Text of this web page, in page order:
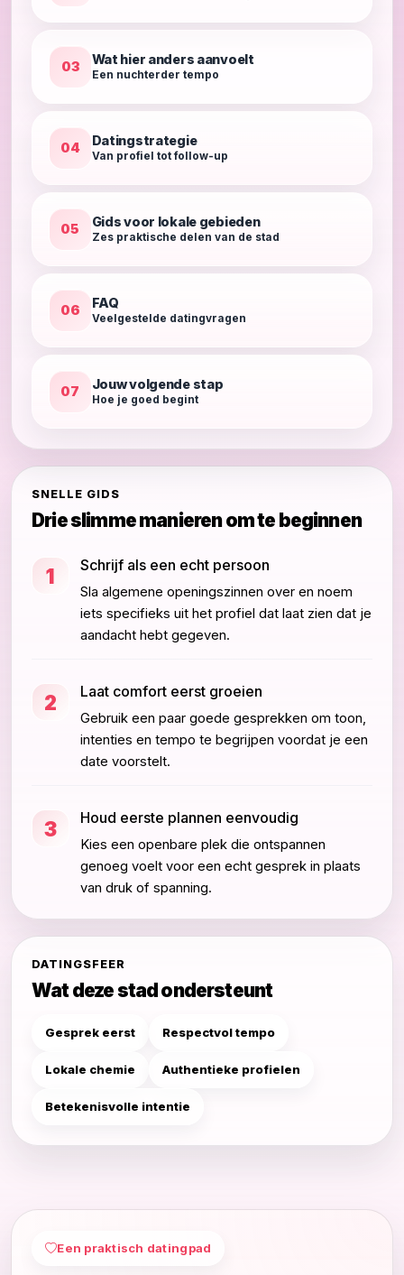
03 Wat hier anders aanvoelt
Een nuchterder tempo
04 Datingstrategie
Van profiel tot follow-up
05 Gids voor lokale gebieden
Zes praktische delen van de stad
06 FAQ
Veelgestelde datingvragen
07 Jouw volgende stap
Hoe je goed begint
SNELLE GIDS
Drie slimme manieren om te beginnen
1 Schrijf als een echt persoon
Sla algemene openingszinnen over en noem
iets specifieks uit het profiel dat laat zien dat je
aandacht hebt gegeven.
2 Laat comfort eerst groeien
Gebruik een paar goede gesprekken om toon,
intenties en tempo te begrijpen voordat je een
date voorstelt.
3 Houd eerste plannen eenvoudig
Kies een openbare plek die ontspannen
genoeg voelt voor een echt gesprek in plaats
van druk of spanning.
DATINGSFEER
Wat deze stad ondersteunt
Gesprek eerst Respectvol tempo
Lokale chemie Authentieke profielen
Betekenisvolle intentie
Een praktisch datingpad